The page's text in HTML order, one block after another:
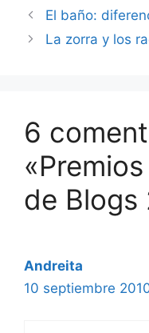
El baño:
La zorra y los
6
de Blogs
Andreita
10 septiembre